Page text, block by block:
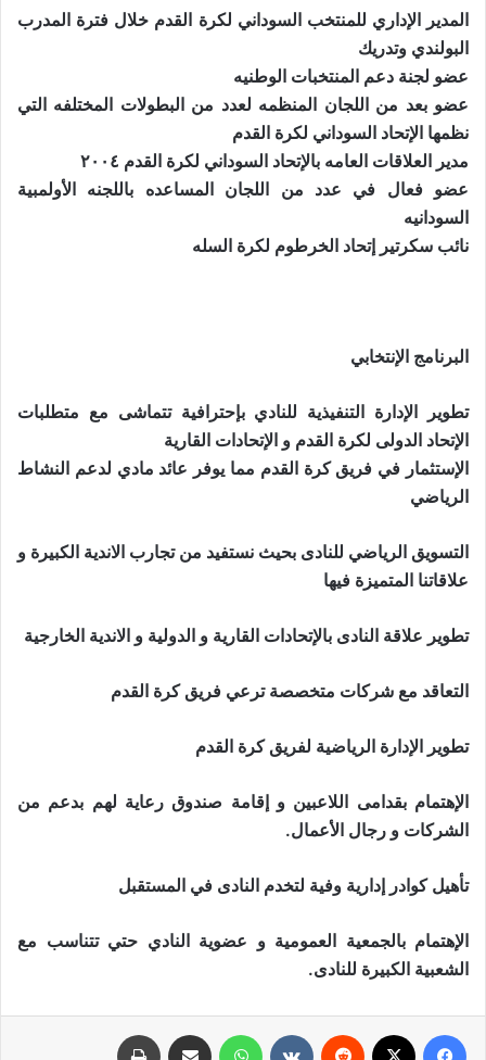
المدير الإداري للمنتخب السوداني لكرة القدم خلال فترة المدرب
البولندي وتدريك
عضو لجنة دعم المنتخبات الوطنيه
عضو بعد من اللجان المنظمه لعدد من البطولات المختلفه التي
نظمها الإتحاد السوداني لكرة القدم
مدير العلاقات العامه بالإتحاد السوداني لكرة القدم ٢٠٠٤
عضو فعال في عدد من اللجان المساعده باللجنه الأولمبية
السودانيه
نائب سكرتير إتحاد الخرطوم لكرة السله
البرنامج الإنتخابي
تطوير الإدارة التنفيذية للنادي بإحترافية تتماشى مع متطلبات
الإتحاد الدولى لكرة القدم و الإتحادات القارية
الإستثمار في فريق كرة القدم مما يوفر عائد مادي لدعم النشاط
الرياضي
التسويق الرياضي للنادى بحيث نستفيد من تجارب الاندية الكبيرة و
علاقاتنا المتميزة فيها
تطوير علاقة النادى بالإتحادات القارية و الدولية و الاندية الخارجية
التعاقد مع شركات متخصصة ترعي فريق كرة القدم
تطوير الإدارة الرياضية لفريق كرة القدم
الإهتمام بقدامى اللاعبين و إقامة صندوق رعاية لهم بدعم من
الشركات و رجال الأعمال.
تأهيل كوادر إدارية وفية لتخدم النادى في المستقبل
الإهتمام بالجمعية العمومية و عضوية النادي حتي تتناسب مع
الشعبية الكبيرة للنادى.
واتساب